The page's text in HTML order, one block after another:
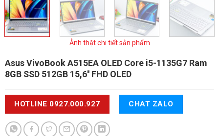
Ảnh thật chi tiết sản phẩm
Asus VivoBook A515EA OLED Core i5-1135G7 Ram
8GB SSD 512GB 15,6'' FHD OLED
HOTLINE 0927.000.927 CHAT ZALO